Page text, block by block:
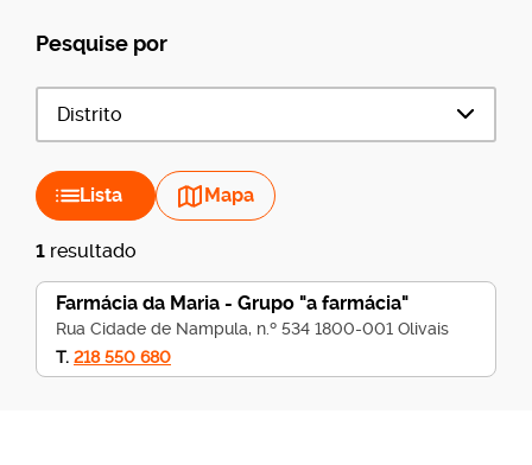
Pesquise por
Distrito
Lista Mapa
1 resultado
Farmácia da Maria - Grupo "a farmácia"
Rua Cidade de Nampula, n.º 534 1800-001 Olivais
T. 218 550 680